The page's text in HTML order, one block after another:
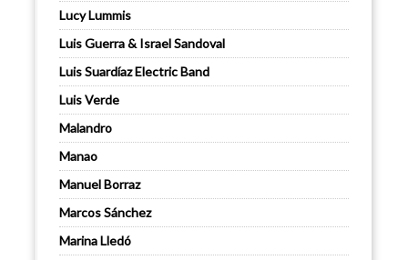
Lucy Lummis
Luis Guerra & Israel Sandoval
Luis Suardíaz Electric Band
Luis Verde
Malandro
Manao
Manuel Borraz
Marcos Sánchez
Marina Lledó